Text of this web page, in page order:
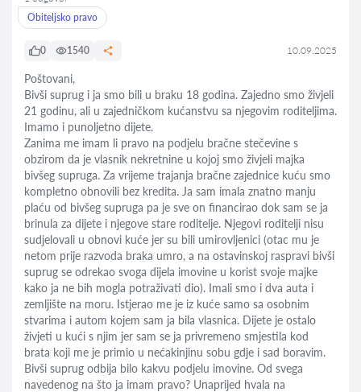
Obiteljsko pravo
0 1540 10.09.2025
Poštovani,
Bivši suprug i ja smo bili u braku 18 godina. Zajedno smo živjeli
21 godinu, ali u zajedničkom kućanstvu sa njegovim roditeljima.
Imamo i punoljetno dijete.
Zanima me imam li pravo na podjelu bračne stečevine s
obzirom da je vlasnik nekretnine u kojoj smo živjeli majka
bivšeg supruga. Za vrijeme trajanja bračne zajednice kuću smo
kompletno obnovili bez kredita. Ja sam imala znatno manju
plaću od bivšeg supruga pa je sve on financirao dok sam se ja
brinula za dijete i njegove stare roditelje. Njegovi roditelji nisu
sudjelovali u obnovi kuće jer su bili umirovljenici (otac mu je
netom prije razvoda braka umro, a na ostavinskoj raspravi bivši
suprug se odrekao svoga dijela imovine u korist svoje majke
kako ja ne bih mogla potraživati dio). Imali smo i dva auta i
zemljište na moru. Istjerao me je iz kuće samo sa osobnim
stvarima i autom kojem sam ja bila vlasnica. Dijete je ostalo
živjeti u kući s njim jer sam se ja privremeno smjestila kod
brata koji me je primio u nećakinjinu sobu gdje i sad boravim.
Bivši suprug odbija bilo kakvu podjelu imovine. Od svega
navedenog na što ja imam pravo? Unaprijed hvala na